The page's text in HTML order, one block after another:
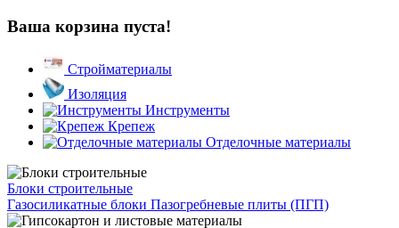
Ваша корзина пуста!
Стройматериалы
Изоляция
Инструменты
Крепеж
Отделочные материалы
Блоки строительные
Газосиликатные блоки Пазогребневые плиты (ПГП)